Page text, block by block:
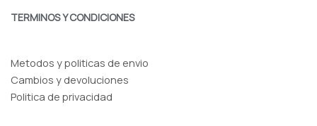
TERMINOS Y CONDICIONES
Metodos y politicas de envio
Cambios y devoluciones
Politica de privacidad